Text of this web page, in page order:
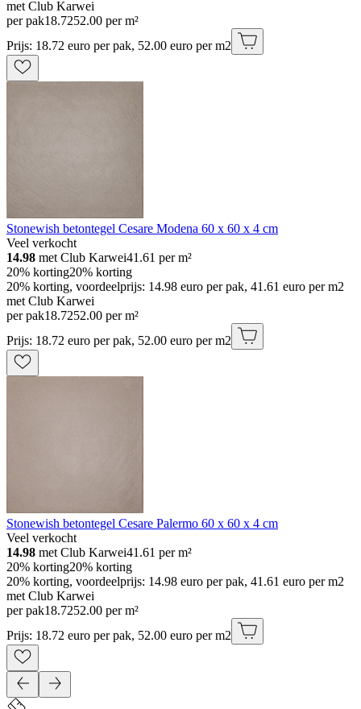
met Club Karwei
per pak18.7252.00 per m²
Prijs: 18.72 euro per pak, 52.00 euro per m2
Stonewish betontegel Cesare Modena 60 x 60 x 4 cm
Veel verkocht
14.98 met Club Karwei41.61 per m²
20% korting20% korting
20% korting, voordeelprijs: 14.98 euro per pak, 41.61 euro per m2
met Club Karwei
per pak18.7252.00 per m²
Prijs: 18.72 euro per pak, 52.00 euro per m2
Stonewish betontegel Cesare Palermo 60 x 60 x 4 cm
Veel verkocht
14.98 met Club Karwei41.61 per m²
20% korting20% korting
20% korting, voordeelprijs: 14.98 euro per pak, 41.61 euro per m2
met Club Karwei
per pak18.7252.00 per m²
Prijs: 18.72 euro per pak, 52.00 euro per m2